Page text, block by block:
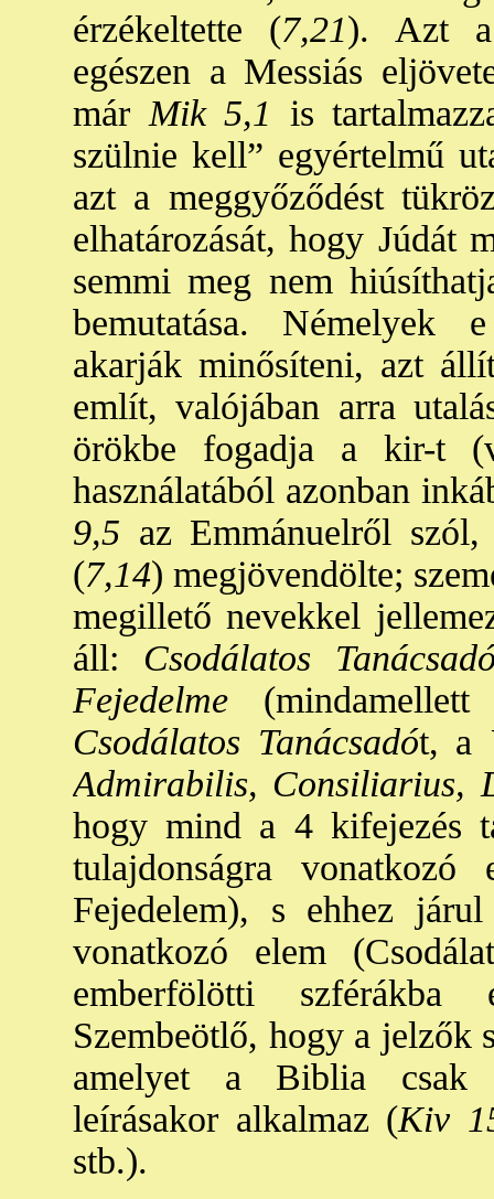
érzékeltette (7,21). Azt a
egészen a Messiás
már Mik 5,1 is
szülnie kell” egyértelmű
azt a meggyőződést
elhatározását, hogy Júdát
semmi meg nem
bemutatása. Némelyek
akarják minősíteni, azt
említ, valójában arra
örökbe fogadja a kir-t
használatából azonban
9,5 az Emmánuelről
(7,14) megjövendölte;
megillető nevekkel
áll: Csodálatos
Fejedelme
Csodálatos Tanácsadót, a
Admirabilis, Consiliarius,
hogy mind a 4 kifejezés
tulajdonságra vonatkozó
Fejedelem), s ehhez
vonatkozó elem
emberfölötti
Szembeötlő, hogy a jelzők
amelyet a Biblia csak
leírásakor alkalmaz (Kiv
stb.).